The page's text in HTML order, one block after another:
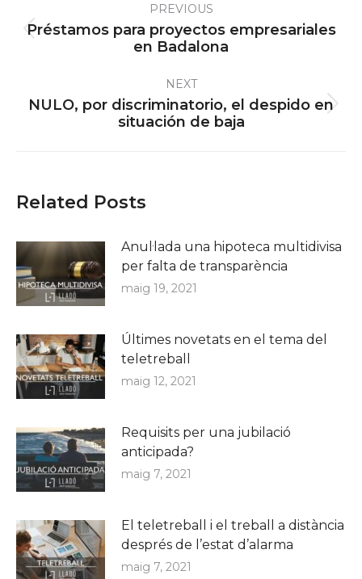
navigationPREVIOUS
Previous
post:
Préstamos para proyectos empresariales
en Badalona
NEXT
Next
post:
NULO, por discriminatorio, el despido en
situación de baja
Related Posts
Anul·lada una hipoteca multidivisa
per falta de transparència
maig 19, 2021
Últimes novetats en el tema del
teletreball
maig 12, 2021
Requisits per una jubilació
anticipada?
maig 7, 2021
El teletreball i el treball a distància
després de l’estat d’alarma
maig 7, 2021